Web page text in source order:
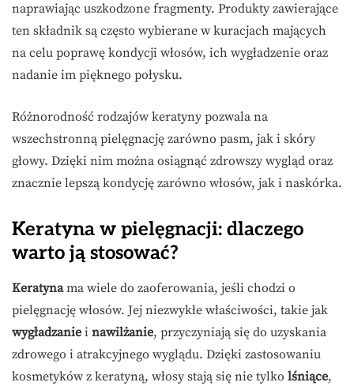
naprawiając uszkodzone fragmenty. Produkty zawierające
ten składnik są często wybierane w kuracjach mających
na celu poprawę kondycji włosów, ich wygładzenie oraz
nadanie im pięknego połysku.
Różnorodność rodzajów keratyny pozwala na
wszechstronną pielęgnację zarówno pasm, jak i skóry
głowy. Dzięki nim można osiągnąć zdrowszy wygląd oraz
znacznie lepszą kondycję zarówno włosów, jak i naskórka.
Keratyna w pielęgnacji: dlaczego
warto ją stosować?
Keratynama wiele do zaoferowania, jeśli chodzi o
pielęgnację włosów. Jej niezwykłe właściwości, takie jak
wygładzanie i nawilżanie, przyczyniają się do uzyskania
zdrowego i atrakcyjnego wyglądu. Dzięki zastosowaniu
kosmetyków z keratyną, włosy stają się nie tylko lśniące,